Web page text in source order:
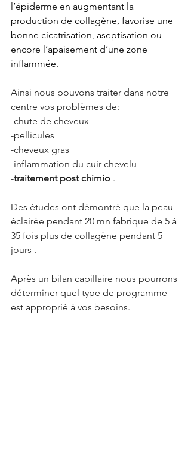
l’épiderme en augmentant la
production de collagène, favorise une
bonne cicatrisation, aseptisation ou
encore l’apaisement d’une zone
inflammée.
Ainsi nous pouvons traiter dans notre
centre vos problèmes de:
-chute de cheveux
-pellicules
-cheveux gras
-inflammation du cuir chevelu
-traitement post chimio .
Des études ont démontré que la peau
éclairée pendant 20 mn fabrique de 5 à
35 fois plus de collagène pendant 5
jours .
Après un bilan capillaire nous pourrons
déterminer quel type de programme
est approprié à vos besoins.